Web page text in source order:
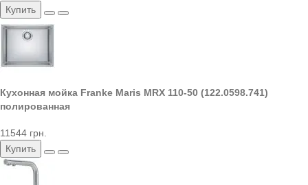
Купить
Кухонная мойка Franke Maris MRX 110-50 (122.0598.741)
полированная
11544 грн.
Купить